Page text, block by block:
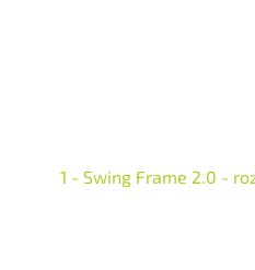
1 - Swing Frame 2.0 -